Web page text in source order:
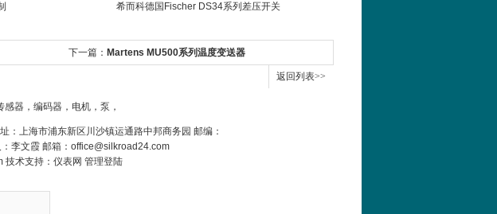
希而科德国Fischer DS34系列差压开关
下一篇： Martens MU500系列温度变送器
返回列表>>
器，编码器，电机，泵，
：上海市浦东新区川沙镇运通路中邦商务园 邮编：
李文霞 邮箱： office@silkroad24.com
术支持： 仪表网 管理登陆